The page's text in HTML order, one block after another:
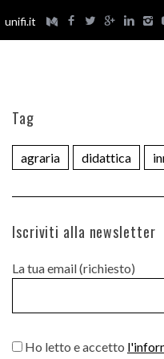
unifi.it
Tag
agraria didattica
Iscriviti alla newsletter
La tua email (richiesto)
Ho letto e accetto